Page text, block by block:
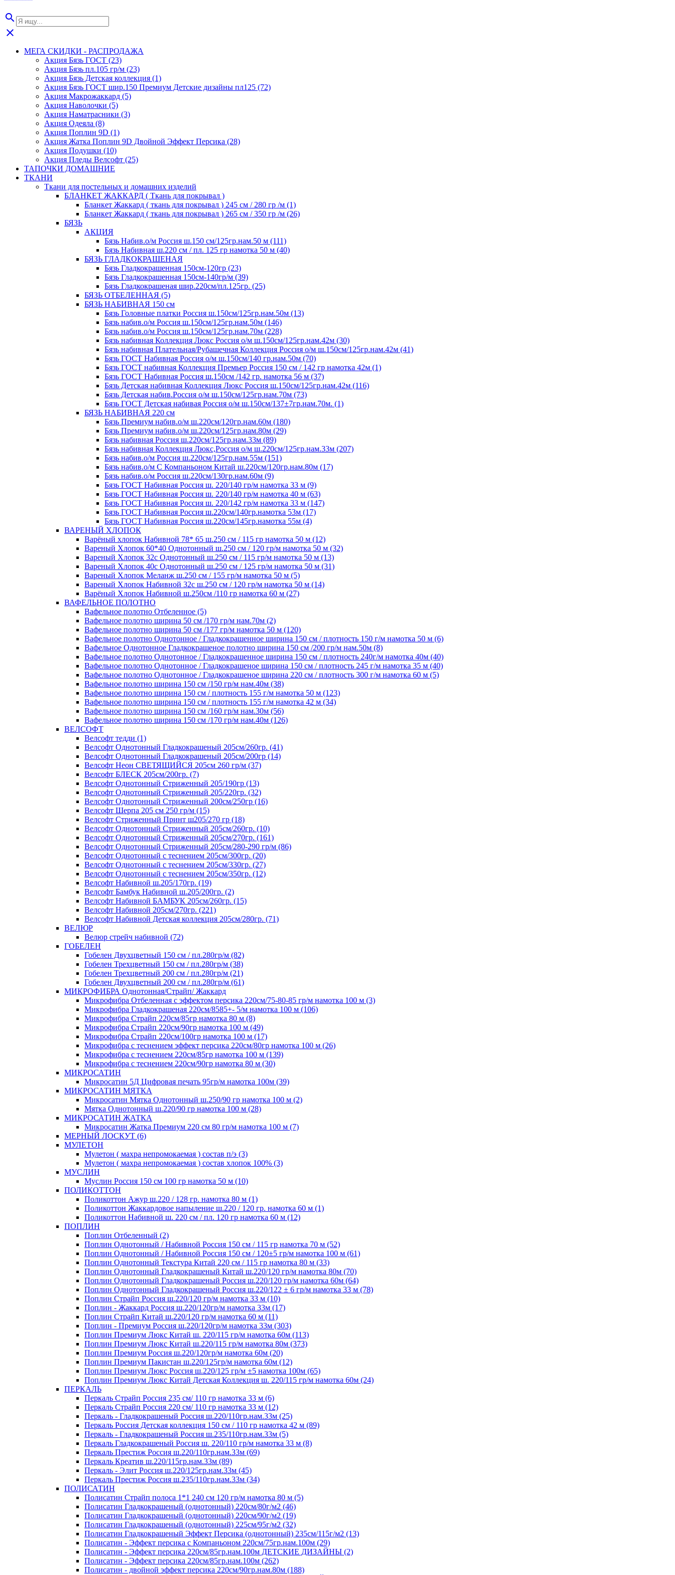
search
close
МЕГА СКИДКИ - РАСПРОДАЖА
Акция Бязь ГОСТ (23)
Акция Бязь пл.105 гр/м (23)
Акция Бязь Детская коллекция (1)
Акция Бязь ГОСТ шир.150 Премиум Детские дизайны пл125 (72)
Акция Макрожаккард (5)
Акция Наволочки (5)
Акция Наматрасники (3)
Акция Одеяла (8)
Акция Поплин 9D (1)
Акция Жатка Поплин 9D Двойной Эффект Персика (28)
Акция Подушки (10)
Акция Пледы Велсофт (25)
ТАПОЧКИ ДОМАШНИЕ
ТКАНИ
Ткани для постельных и домашних изделий
БЛАНКЕТ ЖАККАРД ( Ткань для покрывал )
Бланкет Жаккард ( ткань для покрывал ) 245 см / 280 гр /м (1)
Бланкет Жаккард ( ткань для покрывал ) 265 см / 350 гр /м (26)
БЯЗЬ
АКЦИЯ
Бязь Набив.о/м Россия ш.150 см/125гр.нам.50 м (111)
Бязь Набивная ш.220 см / пл. 125 гр намотка 50 м (40)
БЯЗЬ ГЛАДКОКРАШЕНАЯ
Бязь Гладкокрашенная 150см-120гр (23)
Бязь Гладкокрашенная 150см-140гр/м (39)
Бязь Гладкокрашеная шир.220см/пл.125гр. (25)
БЯЗЬ ОТБЕЛЕННАЯ (5)
БЯЗЬ НАБИВНАЯ 150 см
Бязь Головные платки Россия ш.150см/125гр.нам.50м (13)
Бязь набив.о/м Россия ш.150см/125гр.нам.50м (146)
Бязь набив.о/м Россия ш.150см/125гр.нам.70м (228)
Бязь набивная Коллекция Люкс Россия о/м ш.150см/125гр.нам.42м (30)
Бязь набивная Плательная/Рубашечная Коллекция Россия о/м ш.150см/125гр.нам.42м (41)
Бязь ГОСТ Набивная Россия о/м ш.150см/140 гр.нам.50м (70)
Бязь ГОСТ набивная Коллекция Премьер Россия 150 см / 142 гр намотка 42м (1)
Бязь ГОСТ Набивная Россия ш.150см /142 гр. намотка 56 м (37)
Бязь Детская набивная Коллекция Люкс Россия ш.150см/125гр.нам.42м (116)
Бязь Детская набив.Россия о/м ш.150см/125гр.нам.70м (73)
Бязь ГОСТ Детская набивая Россия о/м ш.150см/137±7гр.нам.70м. (1)
БЯЗЬ НАБИВНАЯ 220 см
Бязь Премиум набив.о/м ш.220см/120гр.нам.60м (180)
Бязь Премиум набив.о/м ш.220см/125гр.нам.80м (29)
Бязь набивная Россия ш.220см/125гр.нам.33м (89)
Бязь набивная Коллекция Люкс,Россия о/м ш.220см/125гр.нам.33м (207)
Бязь набив.о/м Россия ш.220см/125гр.нам.55м (151)
Бязь набив.о/м С Компаньоном Китай ш.220см/120гр.нам.80м (17)
Бязь набив.о/м Россия ш.220см/130гр.нам.60м (9)
Бязь ГОСТ Набивная Россия ш. 220/140 гр/м намотка 33 м (9)
Бязь ГОСТ Набивная Россия ш. 220/140 гр/м намотка 40 м (63)
Бязь ГОСТ Набивная Россия ш. 220/142 гр/м намотка 33 м (147)
Бязь ГОСТ Набивная Россия ш.220см/140гр.намотка 53м (17)
Бязь ГОСТ Набивная Россия ш.220см/145гр.намотка 55м (4)
ВАРЕНЫЙ ХЛОПОК
Варёный хлопок Набивной 78* 65 ш.250 см / 115 гр намотка 50 м (12)
Вареный Хлопок 60*40 Однотонный ш.250 см / 120 гр/м намотка 50 м (32)
Вареный Хлопок 32с Однотонный ш.250 см / 115 гр/м намотка 50 м (13)
Вареный Хлопок 40с Однотонный ш.250 см / 125 гр/м намотка 50 м (31)
Вареный Хлопок Меланж ш.250 см / 155 гр/м намотка 50 м (5)
Вареный Хлопок Набивной 32с ш.250 см / 120 гр/м намотка 50 м (14)
Варёный Хлопок Набивной ш.250см /110 гр намотка 60 м (27)
ВАФЕЛЬНОЕ ПОЛОТНО
Вафельное полотно Отбеленное (5)
Вафельное полотно ширина 50 см /170 гр/м нам.70м (2)
Вафельное полотно ширина 50 см /177 гр/м намотка 50 м (120)
Вафельное полотно Однотонное / Гладкокрашенное ширина 150 см / плотность 150 г/м намотка 50 м (6)
Вафельное Однотонное Гладкокрашеное полотно ширина 150 см /200 гр/м нам.50м (8)
Вафельное полотно Однотонное / Гладкокрашенное ширина 150 см / плотность 240г/м намотка 40м (40)
Вафельное полотно Однотонное / Гладкокрашеное ширина 150 см / плотность 245 г/м намотка 35 м (40)
Вафельное полотно Однотонное / Гладкокрашеное ширина 220 см / плотность 300 г/м намотка 60 м (5)
Вафельное полотно ширина 150 см /150 гр/м нам.40м (38)
Вафельное полотно ширина 150 см / плотность 155 г/м намотка 50 м (123)
Вафельное полотно ширина 150 см / плотность 155 г/м намотка 42 м (34)
Вафельное полотно ширина 150 см /160 гр/м нам.30м (56)
Вафельное полотно ширина 150 см /170 гр/м нам.40м (126)
ВЕЛСОФТ
Велсофт тедди (1)
Велсофт Однотонный Гладкокрашеный 205см/260гр. (41)
Велсофт Однотонный Гладкокрашеный 205см/200гр (14)
Велсофт Неон СВЕТЯЩИЙСЯ 205см 260 гр/м (37)
Велсофт БЛЕСК 205см/200гр. (7)
Велсофт Однотонный Стриженный 205/190гр (13)
Велсофт Однотонный Стриженный 205/220гр. (32)
Велсофт Однотонный Стриженный 200см/250гр (16)
Велсофт Шерпа 205 см 250 гр/м (15)
Велсофт Стриженный Принт ш205/270 гр (18)
Велсофт Однотонный Стриженный 205см/260гр. (10)
Велсофт Однотонный Стриженный 205см/270гр. (161)
Велсофт Однотонный Стриженный 205см/280-290 гр/м (86)
Велсофт Однотонный с теснением 205см/300гр. (20)
Велсофт Однотонный с теснением 205см/330гр. (27)
Велсофт Однотонный с теснением 205см/350гр. (12)
Велсофт Набивной ш.205/170гр. (19)
Велсофт Бамбук Набивной ш.205/200гр. (2)
Велсофт Набивной БАМБУК 205см/260гр. (15)
Велсофт Набивной 205см/270гр. (221)
Велсофт Набивной Детская коллекция 205см/280гр. (71)
ВЕЛЮР
Велюр стрейч набивной (72)
ГОБЕЛЕН
Гобелен Двухцветный 150 см / пл.280гр/м (82)
Гобелен Трехцветный 150 см / пл.280гр/м (38)
Гобелен Трехцветный 200 см / пл.280гр/м (21)
Гобелен Двухцветный 200 см / пл.280гр/м (61)
МИКРОФИБРА Однотонная/Страйп/ Жаккард
Микрофибра Отбеленная с эффектом персика 220см/75-80-85 гр/м намотка 100 м (3)
Микрофибра Гладкокрашеная 220см/8585+- 5/м намотка 100 м (106)
Микрофибра Страйп 220см/85гр намотка 80 м (8)
Микрофибра Страйп 220см/90гр намотка 100 м (49)
Микрофибра Страйп 220см/100гр намотка 100 м (17)
Микрофибра с теснением эффект персика 220см/80гр намотка 100 м (26)
Микрофибра с теснением 220см/85гр намотка 100 м (139)
Микрофибра с теснением 220см/90гр намотка 80 м (30)
МИКРОСАТИН
Микросатин 5Д Цифровая печать 95гр/м намотка 100м (39)
МИКРОСАТИН МЯТКА
Микросатин Мятка Однотонный ш.250/90 гр намотка 100 м (2)
Мятка Однотонный ш.220/90 гр намотка 100 м (28)
МИКРОСАТИН ЖАТКА
Микросатин Жатка Премиум 220 см 80 гр/м намотка 100 м (7)
МЕРНЫЙ ЛОСКУТ (6)
МУЛЕТОН
Мулетон ( махра непромокаемая ) состав п/э (3)
Мулетон ( махра непромокаемая ) состав хлопок 100% (3)
МУСЛИН
Муслин Россия 150 см 100 гр намотка 50 м (10)
ПОЛИКОТТОН
Поликоттон Ажур ш.220 / 128 гр. намотка 80 м (1)
Поликоттон Жаккардовое напыление ш.220 / 120 гр. намотка 60 м (1)
Поликоттон Набивной ш. 220 см / пл. 120 гр намотка 60 м (12)
ПОПЛИН
Поплин Отбеленный (2)
Поплин Однотонный / Набивной Россия 150 см / 115 гр намотка 70 м (52)
Поплин Однотонный / Набивной Россия 150 см / 120±5 гр/м намотка 100 м (61)
Поплин Однотонный Текстура Китай 220 см / 115 гр намотка 80 м (33)
Поплин Однотонный Гладкокрашеный Китай ш.220/120 гр/м намотка 80м (70)
Поплин Однотонный Гладкокрашеный Россия ш.220/120 гр/м намотка 60м (64)
Поплин Однотонный Гладкокрашеный Россия ш.220/122 ± 6 гр/м намотка 33 м (78)
Поплин Страйп Россия ш.220/120 гр/м намотка 33 м (10)
Поплин - Жаккард Россия ш.220/120гр/м намотка 33м (17)
Поплин Страйп Китай ш.220/120 гр/м намотка 60 м (11)
Поплин - Премиум Россия ш.220/120гр/м намотка 33м (303)
Поплин Премиум Люкс Китай ш. 220/115 гр/м намотка 60м (113)
Поплин Премиум Люкс Китай ш.220/115 гр/м намотка 80м (373)
Поплин Премиум Россия ш.220/120гр/м намотка 60м (20)
Поплин Премиум Пакистан ш.220/125гр/м намотка 60м (12)
Поплин Премиум Люкс Россия ш.220/125 гр/м ±5 намотка 100м (65)
Поплин Премиум Люкс Китай Детская Коллекция ш. 220/115 гр/м намотка 60м (24)
ПЕРКАЛЬ
Перкаль Страйп Россия 235 см/ 110 гр намотка 33 м (6)
Перкаль Страйп Россия 220 см/ 110 гр намотка 33 м (12)
Перкаль - Гладкокрашеный Россия ш.220/110гр.нам.33м (25)
Перкаль Россия Детская коллекция 150 см / 110 гр намотка 42 м (89)
Перкаль - Гладкокрашеный Россия ш.235/110гр.нам.33м (5)
Перкаль Гладкокрашеный Россия ш. 220/110 гр/м намотка 33 м (8)
Перкаль Престиж Россия ш.220/110гр.нам.33м (69)
Перкаль Креатив ш.220/115гр.нам.33м (89)
Перкаль - Элит Россия ш.220/125гр.нам.33м (45)
Перкаль Престиж Россия ш.235/110гр.нам.33м (34)
ПОЛИСАТИН
Полисатин Страйп полоса 1*1 240 см 120 гр/м намотка 80 м (5)
Полисатин Гладкокрашеный (однотонный) 220см/80г/м2 (46)
Полисатин Гладкокрашеный (однотонный) 220см/90г/м2 (19)
Полисатин Гладкокрашеный (однотонный) 225см/95г/м2 (32)
Полисатин Гладкокрашеный Эффект Персика (однотонный) 235см/115г/м2 (13)
Полисатин - Эффект персика с Компаньоном 220см/75гр.нам.100м (29)
Полисатин - Эффект персика 220см/85гр.нам.100м ДЕТСКИЕ ДИЗАЙНЫ (2)
Полисатин - Эффект персика 220см/85гр.нам.100м (262)
Полисатин - двойной эффект персика 220см/90гр.нам.80м (188)